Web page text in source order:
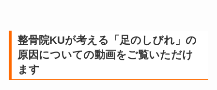
整骨院KUが考える「足のしびれ」の
原因についての動画をご覧いただけ
ます